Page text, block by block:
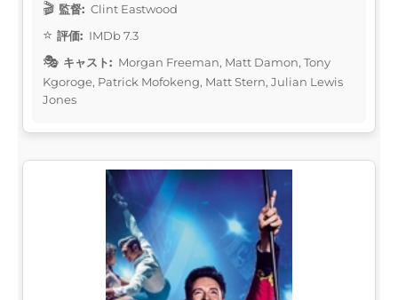
監督: Clint Eastwood
評価: IMDb 7.3
キャスト: Morgan Freeman, Matt Damon, Tony
Kgoroge, Patrick Mofokeng, Matt Stern, Julian Lewis
Jones